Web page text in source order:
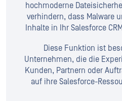
hochmoderne
verhindern, dass Malware
Inhalte in Ihr Salesforce
Diese Funktion ist
Unternehmen, die die
Kunden, Partnern oder
auf ihre Salesforce-